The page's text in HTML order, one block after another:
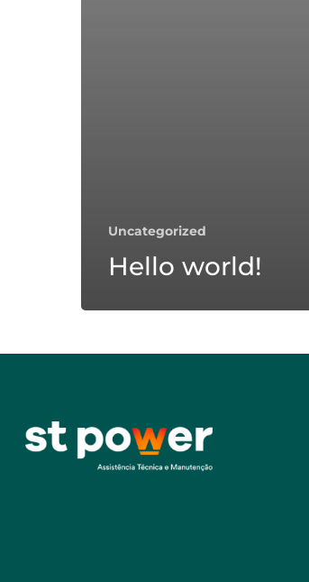
Uncategorized
Hello world!